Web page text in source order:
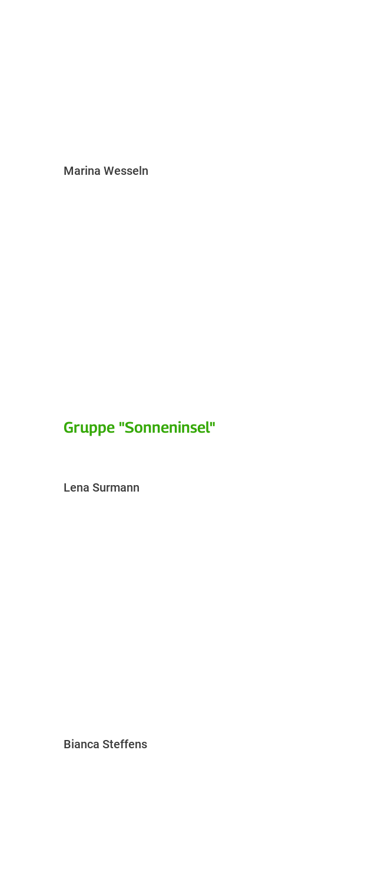
Marina Wesseln
Gruppe "Sonneninsel"
Lena Surmann
Bianca Steffens